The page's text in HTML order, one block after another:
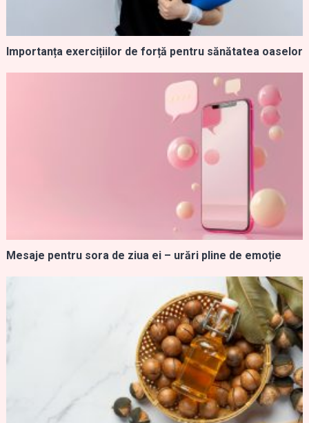
Importanța exercițiilor de forță pentru sănătatea oaselor
Mesaje pentru sora de ziua ei – urări pline de emoție